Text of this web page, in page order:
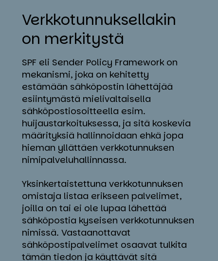
Verk­ko­tun­nuk­sel­la­kin
on mer­ki­tys­tä
SPF eli Sender Policy Framework on
mekanismi, joka on kehitetty
estämään sähköpostin lähettäjää
esiintymästä mielivaltaisella
sähköpostiosoitteella esim.
huijaustarkoituksessa, ja sitä koskevia
määrityksiä hallinnoidaan ehkä jopa
hieman yllättäen verkkotunnuksen
nimipalveluhallinnassa.
Yksinkertaistettuna verkkotunnuksen
omistaja listaa erikseen palvelimet,
joilla on tai ei ole lupaa lähettää
sähköpostia kyseisen verkkotunnuksen
nimissä. Vastaanottavat
sähköpostipalvelimet osaavat tulkita
tämän tiedon ja käyttävät sitä